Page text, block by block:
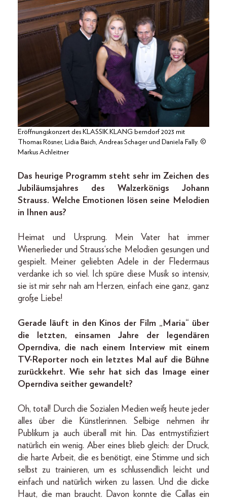
Eröffnungskonzert des KLASSIK.KLANG berndorf 2023 mit
Thomas Rösner, Lidia Baich, Andreas Schager und Daniela Fally. ©
Markus Achleitner
Das heurige Programm steht sehr im Zeichen des
Jubiläumsjahres des Walzerkönigs Johann
Strauss. Welche Emotionen lösen seine Melodien
in Ihnen aus?
Heimat und Ursprung. Mein Vater hat immer
Wienerlieder und Strauss‘sche Melodien gesungen und
gespielt. Meiner geliebten Adele in der Fledermaus
verdanke ich so viel. Ich spüre diese Musik so intensiv,
sie ist mir sehr nah am Herzen, einfach eine ganz, ganz
große Liebe!
Gerade läuft in den Kinos der Film „Maria“ über
die letzten, einsamen Jahre der legendären
Operndiva, die nach einem Interview mit einem
TV-Reporter noch ein letztes Mal auf die Bühne
zurückkehrt. Wie sehr hat sich das Image einer
Operndiva seither gewandelt?
Oh, total! Durch die Sozialen Medien weiß heute jeder
alles über die Künstlerinnen. Selbige nehmen ihr
Publikum ja auch überall mit hin. Das entmystifiziert
natürlich ein wenig. Aber eines blieb gleich: der Druck,
die harte Arbeit, die es benötigt, eine Stimme und sich
selbst zu trainieren, um es schlussendlich leicht und
einfach und natürlich wirken zu lassen. Und die dicke
Haut, die man braucht. Davon konnte die Callas ein